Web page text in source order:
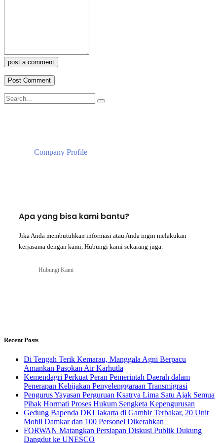
post a comment
Company Profile
Apa yang bisa kami bantu?
Jika Anda membutuhkan informasi atau Anda ingin melakukan
kerjasama dengan kami, Hubungi kami sekarang juga.
Hubungi Kami
Recent Posts
​Di Tengah Terik Kemarau, Manggala Agni Berpacu
Amankan Pasokan Air Karhutla
Kemendagri Perkuat Peran Pemerintah Daerah dalam
Penerapan Kebijakan Penyelenggaraan Transmigrasi
Pengurus Yayasan Perguruan Ksatrya Lima Satu Ajak Semua
Pihak Hormati Proses Hukum Sengketa Kepengurusan
Gedung Bapenda DKI Jakarta di Gambir Terbakar, 20 Unit
Mobil Damkar dan 100 Personel Dikerahkan
FORWAN Matangkan Persiapan Diskusi Publik Dukung
Dangdut ke UNESCO